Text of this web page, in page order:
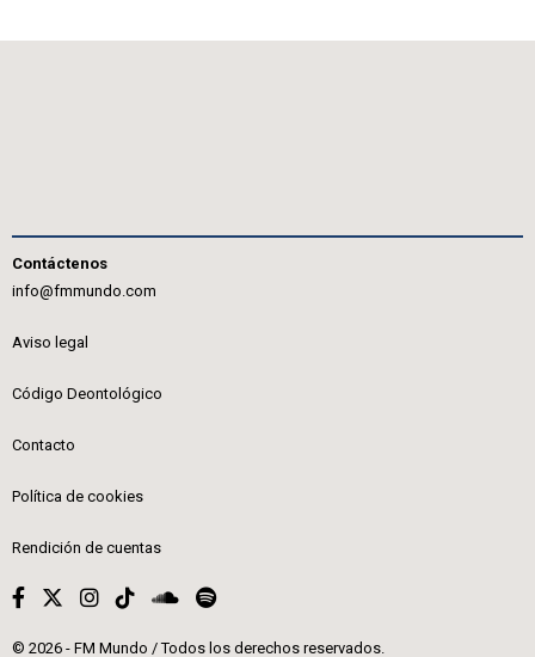
Contáctenos
info@fmmundo.com
Aviso legal
Código Deontológico
Contacto
Política de cookies
Rendición de cuentas
© 2026 - FM Mundo / Todos los derechos reservados.